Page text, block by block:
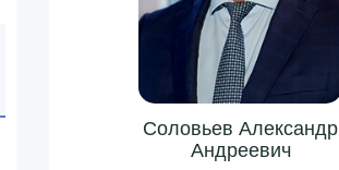
Соловьев Александр
Андреевич